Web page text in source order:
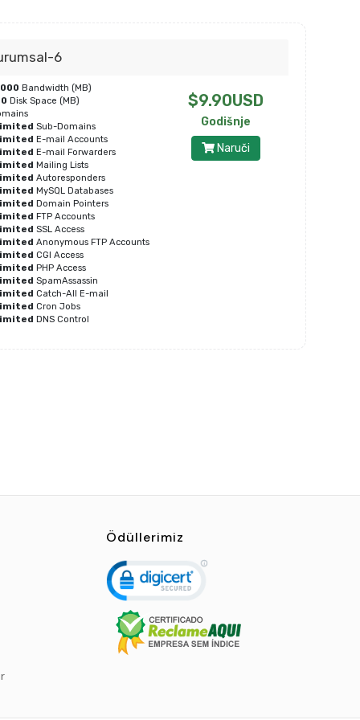
6
Bandwidth (MB)
Disk Space (MB)
Sub-Domains
E-mail Accounts
E-mail Forwarders
Mailing Lists
Autoresponders
MySQL Databases
Domain Pointers
FTP Accounts
SSL Access
Anonymous FTP Accounts
CGI Access
PHP Access
SpamAssassin
Catch-All E-mail
Cron Jobs
DNS Control
$9.90USD
Godišnje
Naruči
Ödüllerimiz